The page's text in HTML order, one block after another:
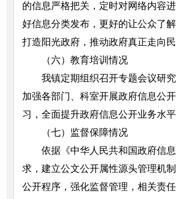
的信息严格把关，定时对网络内容
好信息分类发布，更好的让公众了
打造阳光政府，推动政府真正走向民
（六）教育培训情况
我镇定期组织召开专题会议研
加强各部门、科室开展政府信息公
习，全面提升政府信息公开业务水平
（七）监督保障情况
依据《中华人民共和国政府信
求，建立公文公开属性源头管理机
公开程序，强化监督管理，相关责